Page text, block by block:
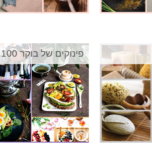
פינוקים של בוקר 100